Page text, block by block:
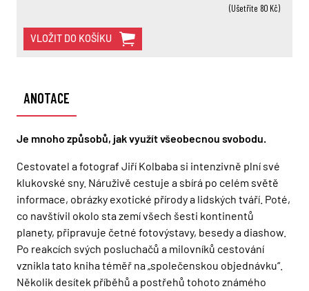
(Ušetříte 80 Kč)
VLOŽIT DO KOŠÍKU
ANOTACE
Je mnoho způsobů, jak využít všeobecnou svobodu.
Cestovatel a fotograf Jiří Kolbaba si intenzivně plní své
klukovské sny. Náruživě cestuje a sbírá po celém světě
informace, obrázky exotické přírody a lidských tváří. Poté,
co navštívil okolo sta zemí všech šesti kontinentů
planety, připravuje četné fotovýstavy, besedy a diashow.
Po reakcích svých posluchačů a milovníků cestování
vznikla tato kniha téměř na „společenskou objednávku“.
Několik desítek příběhů a postřehů tohoto známého